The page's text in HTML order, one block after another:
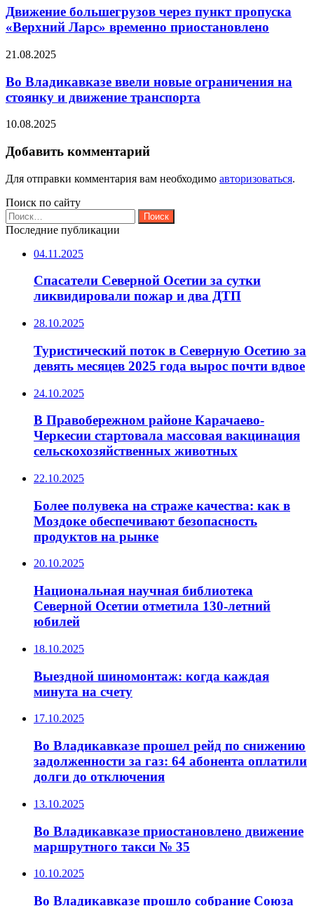
Движение большегрузов через пункт пропуска
«Верхний Ларс» временно приостановлено
21.08.2025
Во Владикавказе ввели новые ограничения на
стоянку и движение транспорта
10.08.2025
Добавить комментарий
Для отправки комментария вам необходимо авторизоваться.
Поиск по сайту
Найти:
Последние публикации
04.11.2025
Спасатели Северной Осетии за сутки
ликвидировали пожар и два ДТП
28.10.2025
Туристический поток в Северную Осетию за
девять месяцев 2025 года вырос почти вдвое
24.10.2025
В Правобережном районе Карачаево-
Черкесии стартовала массовая вакцинация
сельскохозяйственных животных
22.10.2025
Более полувека на страже качества: как в
Моздоке обеспечивают безопасность
продуктов на рынке
20.10.2025
Национальная научная библиотека
Северной Осетии отметила 130-летний
юбилей
18.10.2025
Выездной шиномонтаж: когда каждая
минута на счету
17.10.2025
Во Владикавказе прошел рейд по снижению
задолженности за газ: 64 абонента оплатили
долги до отключения
13.10.2025
Во Владикавказе приостановлено движение
маршрутного такси № 35
10.10.2025
Во Владикавказе прошло собрание Союза